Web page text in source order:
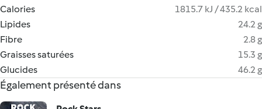
Calories
1815.7 kJ / 435.2 kcal
Lipides
24.2 g
Fibre
2.8 g
Graisses saturées
15.3 g
Glucides
46.2 g
Également présenté dans